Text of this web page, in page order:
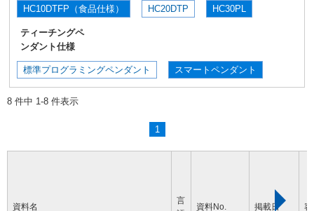
HC10DTFP（食品仕様） HC20DTP HC30PL
ティーチングペ
ンダント仕様
標準プログラミングペンダント スマートペンダント
8 件中 1-8 件表示
1
資料名
言
資料No. 掲載日